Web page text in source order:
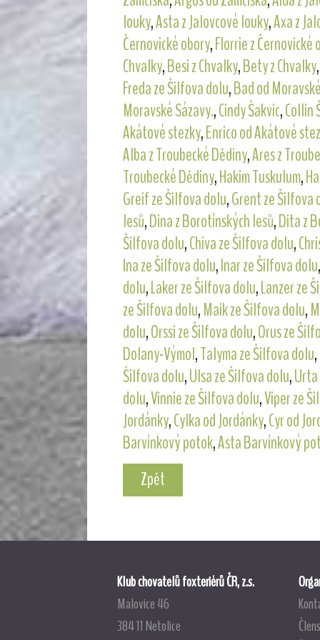
louky,Asta z Jalovcové louky,Axa z
Černovické obory,Florrie z Černovické
Chvalky,Besi z Chvalky,Bety z Chvalky,
Freda ze Šilfova dolu,Bad od
Moravské Sázavy.,Cindy Šakvic,Collin
Akátové stezky,Enrico od Akátové
Alba z Troubecké Dědiny,Ares z
Troubecké Dědiny,Hakim Tuskulum,
Greif ze Šilfova dolu,Grent ze Šilfova
lesů,Dina z Borotínských lesů,Dita z
Šilfova dolu,Chiva ze Šilfova dolu,
Ina ze Šilfova dolu,Inar ze Šilfova dolu,
dolu,Laker ze Šilfova dolu,Lanzer ze
ze Šilfova dolu,Maik ze Šilfova dolu,
dolu,Orssi ze Šilfova dolu,Orus ze
Dolany-Výmol,Talyma ze Šilfova dolu,
Šilfova dolu,Ulsa ze Šilfova dolu,
dolu,Vinnie ze Šilfova dolu,Viper ze
Jordánky,Cylka od Jordánky,Cyr od
Barvínkový potok,Asta Barvínkový
Zpět
Klub chovatelů foxteriérů ČR, z.s.
Malovice 46
384 11 Netolice